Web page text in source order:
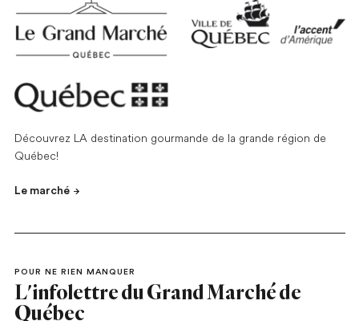
Découvrez LA destination gourmande de la grande région de
Québec!
Le marché
POUR NE RIEN MANQUER
L'infolettre du Grand Marché de
Québec